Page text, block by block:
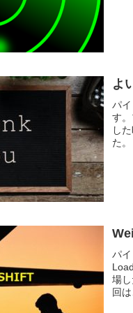
よ
パ
す
し
た
パ
場
回